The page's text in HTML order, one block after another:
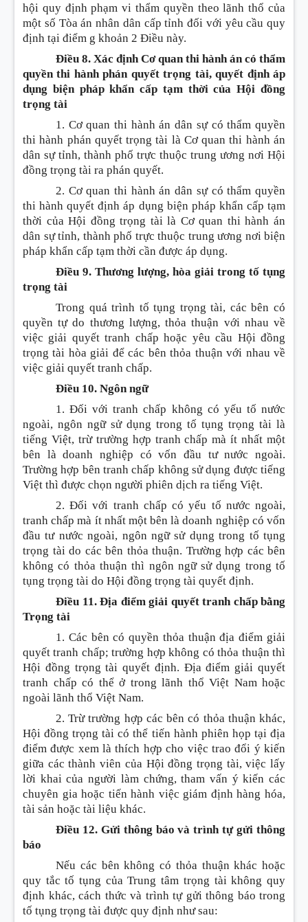
hội quy định phạm vi thẩm quyền theo lãnh thổ của
một số Tòa án nhân dân cấp tỉnh đối với yêu cầu quy
định tại điểm g khoản 2 Điều này.
Điều 8. Xác định Cơ quan thi hành án có thẩm
quyền thi hành phán quyết trọng tài, quyết định áp
dụng biện pháp khẩn cấp tạm thời của Hội đồng
trọng tài
1. Cơ quan thi hành án dân sự có thẩm quyền
thi hành phán quyết trọng tài là Cơ quan thi hành án
dân sự tỉnh, thành phố trực thuộc trung ương nơi Hội
đồng trọng tài ra phán quyết.
2. Cơ quan thi hành án dân sự có thẩm quyền
thi hành quyết định áp dụng biện pháp khẩn cấp tạm
thời của Hội đồng trọng tài là Cơ quan thi hành án
dân sự tỉnh, thành phố trực thuộc trung ương nơi biện
pháp khẩn cấp tạm thời cần được áp dụng.
Điều 9. Thương lượng, hòa giải trong tố tụng
trọng tài
Trong quá trình tố tụng trọng tài, các bên có
quyền tự do thương lượng, thỏa thuận với nhau về
việc giải quyết tranh chấp hoặc yêu cầu Hội đồng
trọng tài hòa giải để các bên thỏa thuận với nhau về
việc giải quyết tranh chấp.
Điều 10. Ngôn ngữ
1. Đối với tranh chấp không có yếu tố nước
ngoài, ngôn ngữ sử dụng trong tố tụng trọng tài là
tiếng Việt, trừ trường hợp tranh chấp mà ít nhất một
bên là doanh nghiệp có vốn đầu tư nước ngoài.
Trường hợp bên tranh chấp không sử dụng được tiếng
Việt thì được chọn người phiên dịch ra tiếng Việt.
2. Đối với tranh chấp có yếu tố nước ngoài,
tranh chấp mà ít nhất một bên là doanh nghiệp có vốn
đầu tư nước ngoài, ngôn ngữ sử dụng trong tố tụng
trọng tài do các bên thỏa thuận. Trường hợp các bên
không có thỏa thuận thì ngôn ngữ sử dụng trong tố
tụng trọng tài do Hội đồng trọng tài quyết định.
Điều 11. Địa điểm giải quyết tranh chấp bằng
Trọng tài
1. Các bên có quyền thỏa thuận địa điểm giải
quyết tranh chấp; trường hợp không có thỏa thuận thì
Hội đồng trọng tài quyết định. Địa điểm giải quyết
tranh chấp có thể ở trong lãnh thổ Việt Nam hoặc
ngoài lãnh thổ Việt Nam.
2. Trừ trường hợp các bên có thỏa thuận khác,
Hội đồng trọng tài có thể tiến hành phiên họp tại địa
điểm được xem là thích hợp cho việc trao đổi ý kiến
giữa các thành viên của Hội đồng trọng tài, việc lấy
lời khai của người làm chứng, tham vấn ý kiến các
chuyên gia hoặc tiến hành việc giám định hàng hóa,
tài sản hoặc tài liệu khác.
Điều 12. Gửi thông báo và trình tự gửi thông
báo
Nếu các bên không có thỏa thuận khác hoặc
quy tắc tố tụng của Trung tâm trọng tài không quy
định khác, cách thức và trình tự gửi thông báo trong
tố tụng trọng tài được quy định như sau: